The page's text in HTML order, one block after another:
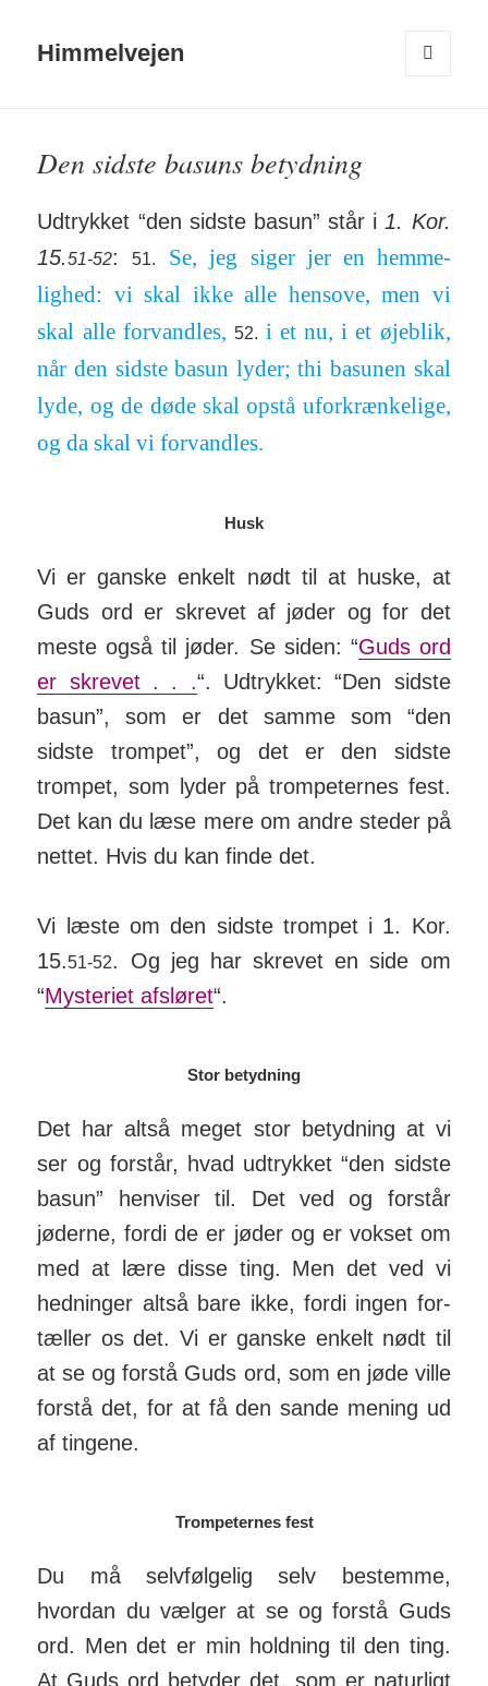
Himmelvejen
Den sidste basuns betydning
Udtrykket “den sidste basun” står i1. Kor.
15.51-52:51.
Se, jeg siger jer en hem­me­
lighed: vi skal ikke alle hen­sove, men vi
skal alle for­vandles, 52. i et nu, i et øjeblik,
når den sidste basun lyder; thi basunen skal
lyde, og de døde skal opstå ufor­kræn­kelige,
og da skal vi for­vandles.
Husk
Vi er ganske enkelt nødt til at huske, at
Guds ord er skrevet af jøder og for det
meste også til jøder. Se siden: “Guds ord
er skrevet . . .“. Ud­trykket: “Den sidste
basun”, som er det samme som “den
sidste trompet”, og det er den sidste
trompet, som lyder på trom­­pe­t­ernes fest.
Det kan du læse mere om andre steder på
nettet. Hvis du kan finde det.
Vi læste om den sidste trompet i 1. Kor.
15.51-52. Og jeg har skrevet en side om
“My­steriet af­sløret“.
Stor betydning
Det har altså meget stor betydning at vi
ser og forstår, hvad udtrykket “den sidste
basun” hen­viser til. Det ved og forstår
jøderne, fordi de er jøder og er vokset om
med at lære disse ting. Men det ved vi
hedninger altså bare ikke, fordi ingen for­
tæller os det. Vi er ganske enkelt nødt til
at se og forstå Guds ord, som en jøde ville
forstå det, for at få den sande me­ning ud
af tingene.
Trompeternes fest
Du må selvfølgelig selv bestemme,
hvordan du vælger at se og forstå Guds
ord. Men det er min hold­ning til den ting.
At Guds ord betyder det, som er naturligt